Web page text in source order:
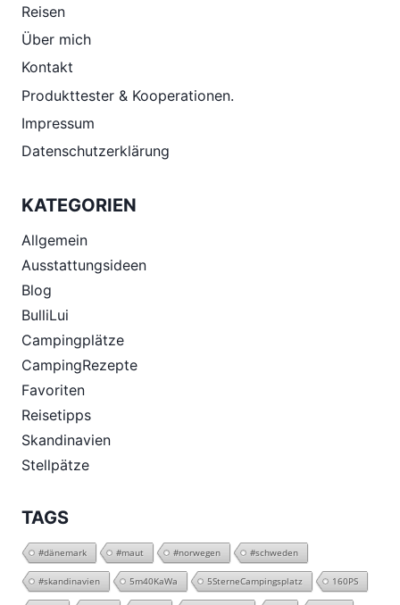
Reisen
Über mich
Kontakt
Produkttester & Kooperationen.
Impressum
Datenschutzerklärung
KATEGORIEN
Allgemein
Ausstattungsideen
Blog
BulliLui
Campingplätze
CampingRezepte
Favoriten
Reisetipps
Skandinavien
Stellpätze
TAGS
#dänemark #maut #norwegen #schweden
#skandinavien 5m40KaWa 5SterneCampingsplatz 160PS